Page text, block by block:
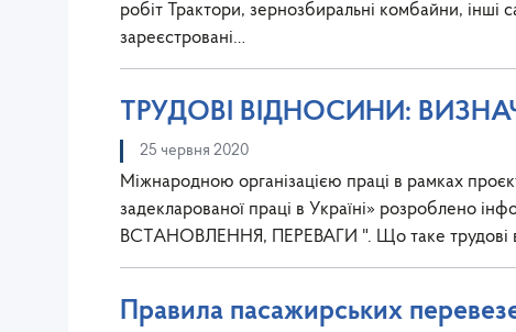
робіт Трактори, зернозбиральні комбайни, інші
зареєстровані…
ТРУДОВІ ВІДНОСИНИ:
25 червня 2020
Міжнародною організацією праці в рамках
задекларованої праці в Україні»
ВСТАНОВЛЕННЯ, ПЕРЕВАГИ ". Що таке трудові
Правила пасажирських